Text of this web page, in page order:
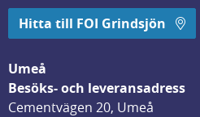
Hitta till FOI Grindsjön
Umeå
Besöks- och leveransadress
Cementvägen 20, Umeå